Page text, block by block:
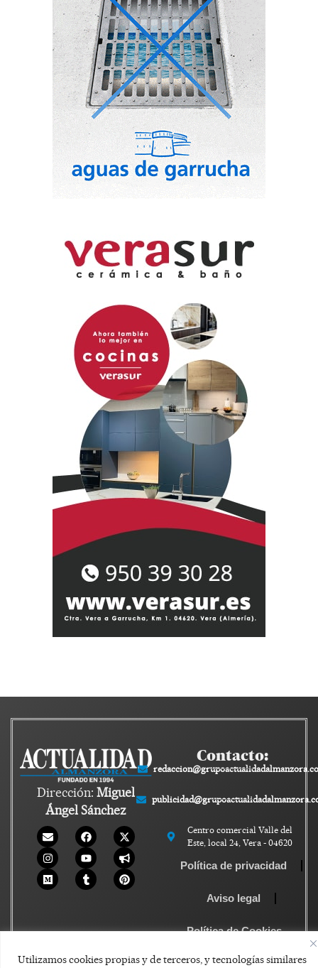
Utilizamos cookies propias y de terceros, y tecnologías similares
Dirección: Miguel
Ángel Sánchez
Contacto:
Centro comercial Valle del
Este, local 24, Vera - 04620
Política de privacidad
Aviso legal
Política de Cookies